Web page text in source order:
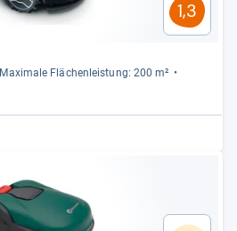
1,3
Maxi­male Flä­chen­leis­tung: 200 m²